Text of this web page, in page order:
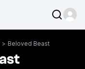
> Beloved Beast